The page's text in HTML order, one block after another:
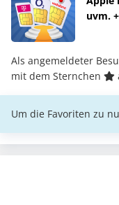
uvm.
Als angemeldeter
mit dem Sternchen
Um die Favoriten zu